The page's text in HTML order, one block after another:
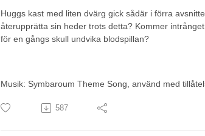
Huggs kast med liten dvärg gick sådär i förra
återupprätta sin heder trots detta? Kommer
för en gångs skull undvika blodspillan?
Musik: Symbaroum Theme Song, använd med
587